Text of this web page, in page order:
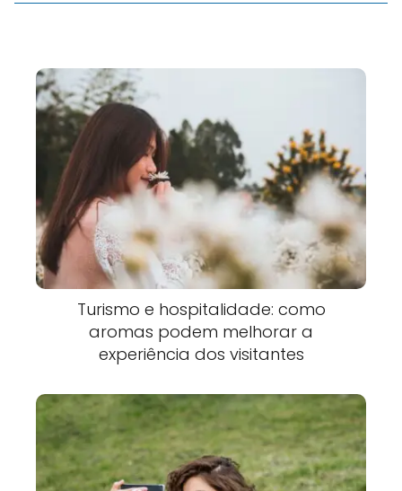
Turismo e hospitalidade: como
aromas podem melhorar a
experiência dos visitantes